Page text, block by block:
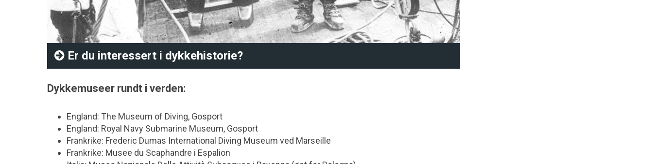
Er du interessert i dykkehistorie?
Dykkemuseer rundt i verden:
England: The Museum of Diving, Gosport
England: Royal Navy Submarine Museum, Gosport
Frankrike: Frederic Dumas International Diving Museum ved Marseille
Frankrike: Musee du Scaphandre i Espalion